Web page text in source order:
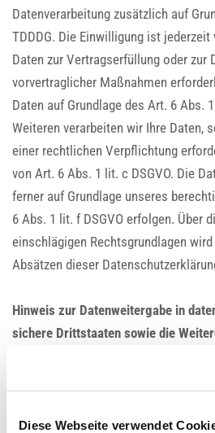
Diese Webseite verwendet
Datenverarbeitung zusätzlich auf
TDDDG. Die Einwilligung ist jederzeit
Daten zur Vertragserfüllung oder zur
vorvertraglicher Maßnahmen
Daten auf Grundlage des Art. 6 Abs.
Weiteren verarbeiten wir Ihre Daten,
einer rechtlichen Verpflichtung
von Art. 6 Abs. 1 lit. c DSGVO. Die
ferner auf Grundlage unseres
6 Abs. 1 lit. f DSGVO erfolgen. Über
einschlägigen Rechtsgrundlagen
Absätzen dieser
Hinweis zur Datenweitergabe in
sichere Drittstaaten sowie die
in datenschutzrechtlich nicht